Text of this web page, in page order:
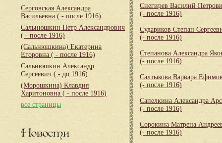
Серговская Александра
Васильевна ( - после 1916)
Сальнюшкин Петр Александрович
( - после 1916)
(Сальнюшкина) Екатерина
Егоровна ( - после 1916)
Сальнюшкин Александр
Сергеевич ( - до 1916)
(Морошкина) Клавдия
Харитоновна ( - после 1916)
все страницы
Новости
Снегирев Василий
(- после 1916)
Судариков Степан
(- после 1916)
Степанова Александра
(- после 1916)
Салтыкова Варвара
(- после 1916)
Сапелкина Александра
(- после 1916)
Сорокина Матрена
(- после 1916)